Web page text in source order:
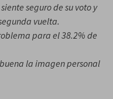
seguro de su voto y
vuelta.
para el 38.2% de
la imagen personal